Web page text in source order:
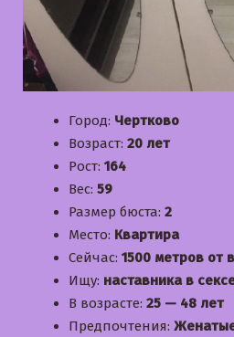
Город: Чертково
Возраст: 20 лет
Рост: 164
Вес: 59
Размер бюста: 2
Место: Квартира
Сейчас: 1500 метров от
Ищу: наставника в
В возрасте: 25 — 48 лет
Предпочтения: